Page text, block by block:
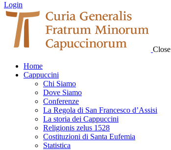
Login
Close
Home
Cappuccini
Chi Siamo
Dove Siamo
Conferenze
La Regola di San Francesco d’Assisi
La storia dei Cappuccini
Religionis zelus 1528
Costituzioni di Santa Eufemia
Statistica